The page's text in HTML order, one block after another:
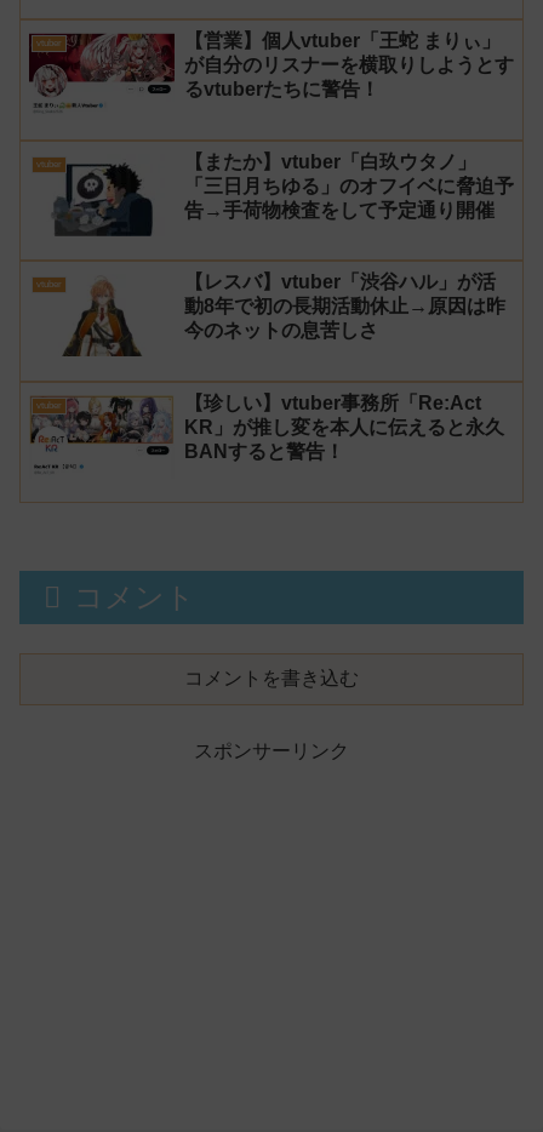
vtuber
【営業】個人vtuber「王蛇 まりぃ」
が自分のリスナーを横取りしようとす
るvtuberたちに警告！
vtuber
【またか】vtuber「白玖ウタノ」
「三日月ちゆる」のオフイベに脅迫予
告→手荷物検査をして予定通り開催
vtuber
【レスバ】vtuber「渋谷ハル」が活
動8年で初の長期活動休止→原因は昨
今のネットの息苦しさ
vtuber
【珍しい】vtuber事務所「Re:Act
KR」が推し変を本人に伝えると永久
BANすると警告！
コメント
コメントを書き込む
スポンサーリンク